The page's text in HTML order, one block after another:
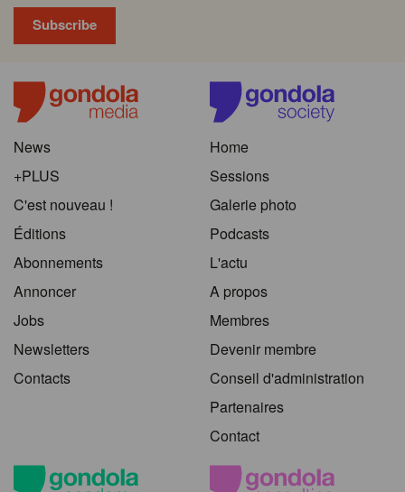
News
+PLUS
C'est nouveau !
Éditions
Abonnements
Annoncer
Jobs
Newsletters
Contacts
Home
Sessions
Galerie photo
Podcasts
L'actu
A propos
Membres
Devenir membre
Conseil d'administration
Partenaires
Contact